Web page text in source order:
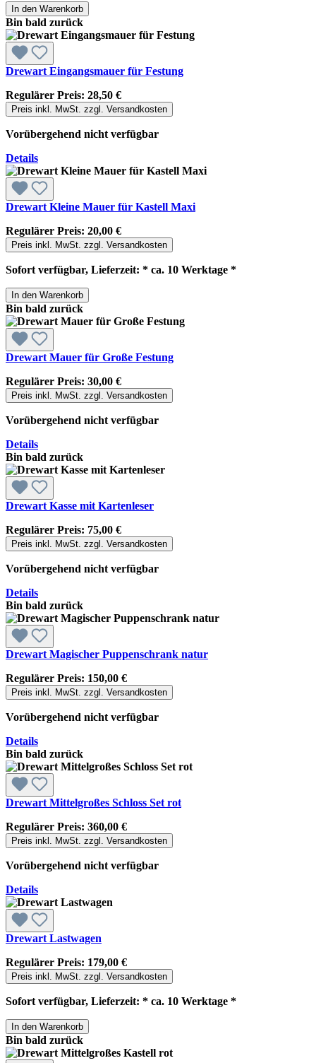
In den Warenkorb
Bin bald zurück
Drewart Eingangsmauer für Festung
Regulärer Preis: 28,50 €
Preis inkl. MwSt. zzgl. Versandkosten
Vorübergehend nicht verfügbar
Details
Drewart Kleine Mauer für Kastell Maxi
Regulärer Preis: 20,00 €
Preis inkl. MwSt. zzgl. Versandkosten
Sofort verfügbar, Lieferzeit: * ca. 10 Werktage *
In den Warenkorb
Bin bald zurück
Drewart Mauer für Große Festung
Regulärer Preis: 30,00 €
Preis inkl. MwSt. zzgl. Versandkosten
Vorübergehend nicht verfügbar
Details
Bin bald zurück
Drewart Kasse mit Kartenleser
Regulärer Preis: 75,00 €
Preis inkl. MwSt. zzgl. Versandkosten
Vorübergehend nicht verfügbar
Details
Bin bald zurück
Drewart Magischer Puppenschrank natur
Regulärer Preis: 150,00 €
Preis inkl. MwSt. zzgl. Versandkosten
Vorübergehend nicht verfügbar
Details
Bin bald zurück
Drewart Mittelgroßes Schloss Set rot
Regulärer Preis: 360,00 €
Preis inkl. MwSt. zzgl. Versandkosten
Vorübergehend nicht verfügbar
Details
Drewart Lastwagen
Regulärer Preis: 179,00 €
Preis inkl. MwSt. zzgl. Versandkosten
Sofort verfügbar, Lieferzeit: * ca. 10 Werktage *
In den Warenkorb
Bin bald zurück